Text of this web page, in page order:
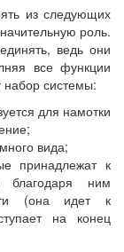
из следующих
роль.
ведь они
все функции
набор системы:
для намотки
вида;
принадлежат к
благодаря ним
(она идет к
на конец